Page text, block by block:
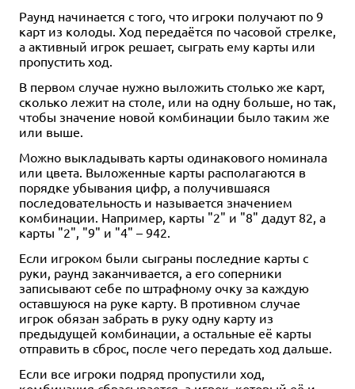
Раунд начинается с того, что игроки получают по 9
карт из колоды. Ход передаётся по часовой стрелке,
а активный игрок решает, сыграть ему карты или
пропустить ход.
В первом случае нужно выложить столько же карт,
сколько лежит на столе, или на одну больше, но так,
чтобы значение новой комбинации было таким же
или выше.
Можно выкладывать карты одинакового номинала
или цвета. Выложенные карты располагаются в
порядке убывания цифр, а получившаяся
последовательность и называется значением
комбинации. Например, карты "2" и "8" дадут 82, а
карты "2", "9" и "4" – 942.
Если игроком были сыграны последние карты с
руки, раунд заканчивается, а его соперники
записывают себе по штрафному очку за каждую
оставшуюся на руке карту. В противном случае
игрок обязан забрать в руку одну карту из
предыдущей комбинации, а остальные её карты
отправить в сброс, после чего передать ход дальше.
Если все игроки подряд пропустили ход,